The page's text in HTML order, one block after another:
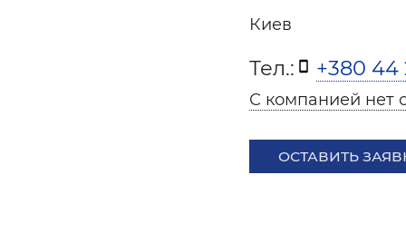
Медиа
Мебель
Киев
Тел.: +380 44
С компанией нет
ОСТАВИТЬ